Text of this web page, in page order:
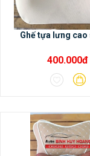
Ghế tựa lưng cao
400.000đ